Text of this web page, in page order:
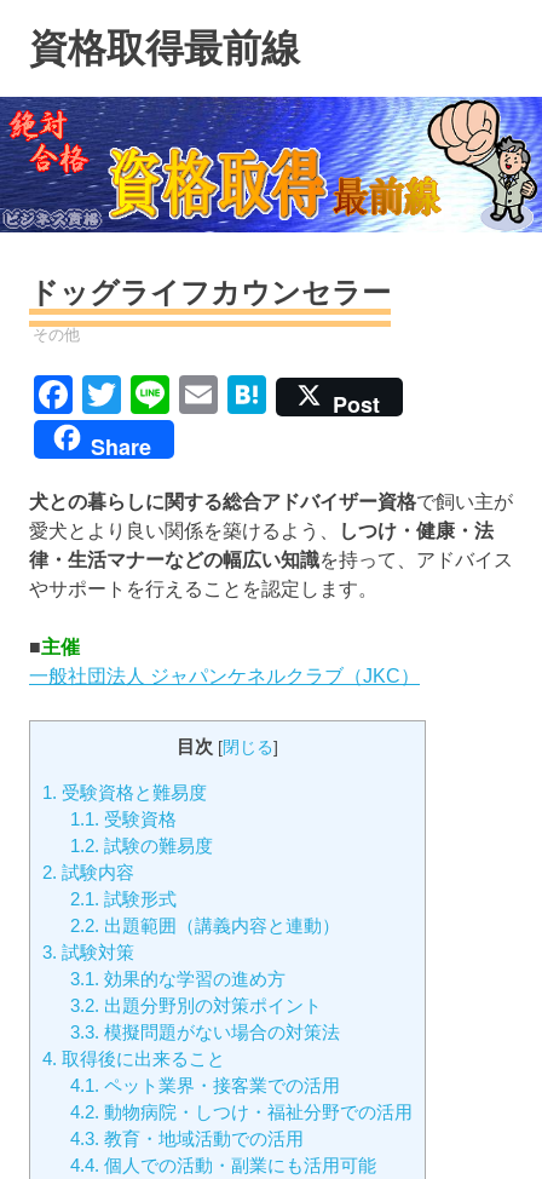
ン
ツ
へ
ス
キ
資格取得最前線
ドッグライフカウンセラー
資格
その他
Facebook
TwitterLineEmailHatena
Post
Share
犬との暮らしに関する総合アドバイザー資格で飼い主が
愛犬とより良い関係を築けるよう、
しつけ・健康・法
律・生活マナーなどの幅広い知識を持って、アドバイス
やサポートを行えることを認定します。
■主催
一般社団法人 ジャパンケネルクラブ（JKC）
目次 [閉じる]
1. 受験資格と難易度
1.1. 受験資格
1.2. 試験の難易度
2. 試験内容
2.1. 試験形式
2.2. 出題範囲（講義内容と連動）
3. 試験対策
3.1. 効果的な学習の進め方
3.2. 出題分野別の対策ポイント
3.3. 模擬問題がない場合の対策法
4. 取得後に出来ること
4.1. ペット業界・接客業での活用
4.2. 動物病院・しつけ・福祉分野での活用
4.3. 教育・地域活動での活用
4.4. 個人での活動・副業にも活用可能